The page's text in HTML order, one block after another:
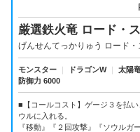
厳選鉄火竜 ロード・
げんせんてっかりゅう ロード・
モンスター ｜ ドラゴンW ｜ 太陽
防御力 6000
■【コールコスト】ゲージ３を払
ウルに入れる。
『移動』『２回攻撃』『ソウルガー